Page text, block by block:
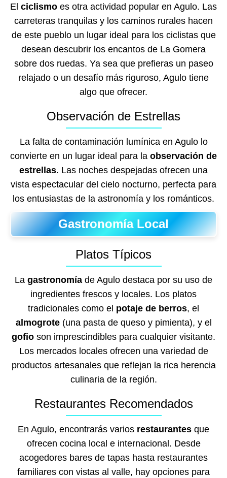
El ciclismo es otra actividad popular en Agulo. Las
carreteras tranquilas y los caminos rurales hacen
de este pueblo un lugar ideal para los ciclistas que
desean descubrir los encantos de La Gomera
sobre dos ruedas. Ya sea que prefieras un paseo
relajado o un desafío más riguroso, Agulo tiene
algo que ofrecer.
Observación de Estrellas
La falta de contaminación lumínica en Agulo lo
convierte en un lugar ideal para la observación de
estrellas. Las noches despejadas ofrecen una
vista espectacular del cielo nocturno, perfecta para
los entusiastas de la astronomía y los románticos.
Gastronomía Local
Platos Típicos
La gastronomía de Agulo destaca por su uso de
ingredientes frescos y locales. Los platos
tradicionales como el potaje de berros, el
almogrote(una pasta de queso y pimienta), y el
gofio son imprescindibles para cualquier visitante.
Los mercados locales ofrecen una variedad de
productos artesanales que reflejan la rica herencia
culinaria de la región.
Restaurantes Recomendados
En Agulo, encontrarás varios restaurantes que
ofrecen cocina local e internacional. Desde
acogedores bares de tapas hasta restaurantes
familiares con vistas al valle, hay opciones para